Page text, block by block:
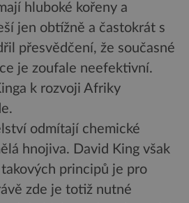
hluboké kořeny a
jen obtížně a častokrát s
přesvědčení, že současné
je zoufale neefektivní.
k rozvoji Afriky
odmítají chemické
hnojiva. David King však
principů je pro
zde je totiž nutné